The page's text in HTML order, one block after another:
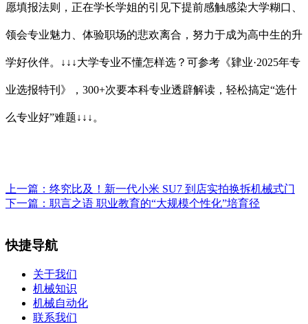
愿填报法则，正在学长学姐的引见下提前感触感染大学糊口、
领会专业魅力、体验职场的悲欢离合，努力于成为高中生的升
学好伙伴。↓↓↓大学专业不懂怎样选？可参考《肄业·2025年专
业选报特刊》，300+次要本科专业透辟解读，轻松搞定“选什
么专业好”难题↓↓↓。
上一篇： 终究比及！新一代小米 SU7 到店实拍换拆机械式门
下一篇： 职言之语 职业教育的“大规模个性化”培育径
快捷导航
关于我们
机械知识
机械自动化
联系我们